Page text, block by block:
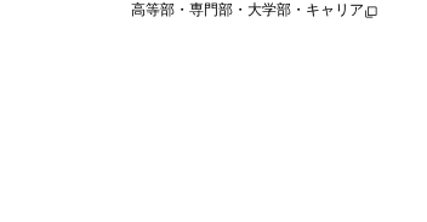
高等部・専門部・大学部・キャリア